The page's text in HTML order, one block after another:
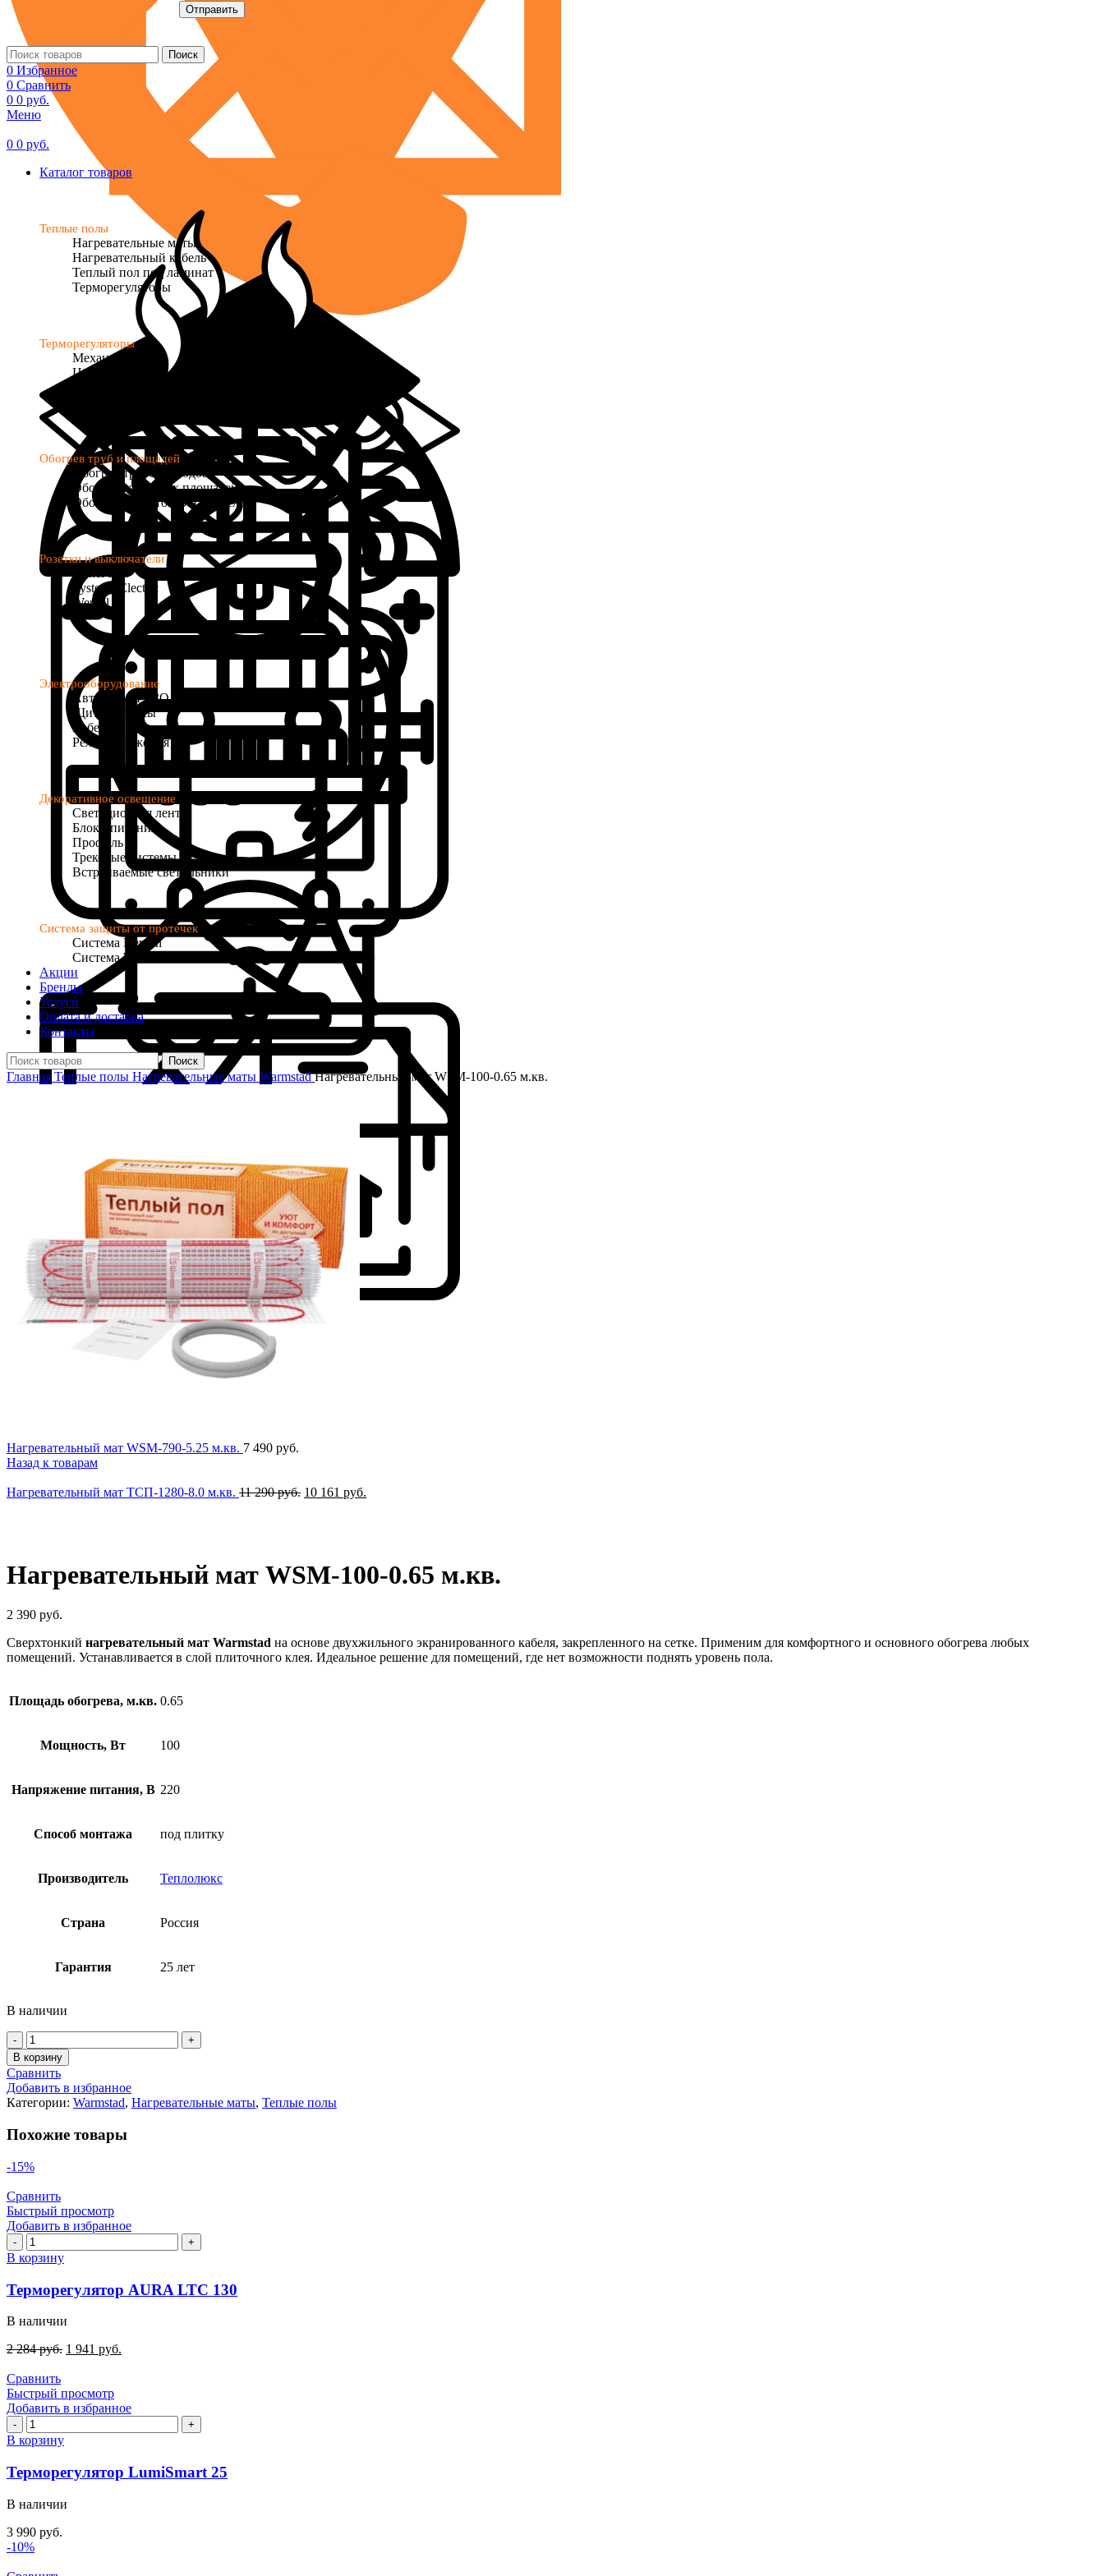
Поиск
0 Избранное
0 Сравнить
0 0 руб.
Меню
0 0 руб.
Каталог товаров
Теплые полы
Нагревательные маты
Нагревательный кабель
Теплый пол под ламинат
Терморегуляторы
Терморегуляторы
Механические
Цифровые
Обогрев труб и площадей
Обогрев трубопроводов
Обогрев открытых площадей
Обогрев водостоков и кровель
Розетки и выключатели
Donel R98
Systeme Electric
Werkel
Электрооборудование
Автоматы и УЗО
Щиты и боксы
Кабель и провод
Реле напряжения
Декоративное освещение
Светодиодная лента
Блоки питания
Профиль
Трековые системы
Встраиваемые светильники
Система защиты от протечек
Система Neptun
Система Welrok Base
Акции
Бренды
Услуги
Оплата и доставка
Контакты
Поиск
Главная Теплые полы Нагревательные маты WarmstadНагревательный мат WSM-100-0.65 м.кв.
Нагревательный мат WSM-790-5.25 м.кв. 7 490 руб.
Назад к товарам
Нагревательный мат ТСП-1280-8.0 м.кв. 11 290руб. 10 161 руб.
Нагревательный мат WSM-100-0.65 м.кв.
2 390 руб.
Сверхтонкий нагревательный мат Warmstad на основе двухжильного экранированного кабеля, закрепленного на сетке. Применим для комфортного и основного обогрева любых
помещений. Устанавливается в слой плиточного клея. Идеальное решение для помещений, где нет возможности поднять уровень пола.
Площадь обогрева, м.кв. 0.65
Мощность, Вт 100
Напряжение питания, В 220
Способ монтажа под плитку
Производитель Теплолюкс
Страна Россия
Гарантия 25 лет
В наличии
Количество
товара
Нагревательный
мат
WSM-
100-
м.кв.
В корзину
Сравнить
Добавить в избранное
Категории: Warmstad, Нагревательные маты, Теплые полы
Похожие товары
-15%
Сравнить
Быстрый просмотр
Добавить в избранное
Количество
товара
Терморегулятор
LTC
В корзину
Терморегулятор AURA LTC 130
В наличии
2 284руб. 1 941 руб.
Сравнить
Быстрый просмотр
Добавить в избранное
Количество
товара
Терморегулятор
25
В корзину
Терморегулятор LumiSmart 25
В наличии
3 990 руб.
-10%